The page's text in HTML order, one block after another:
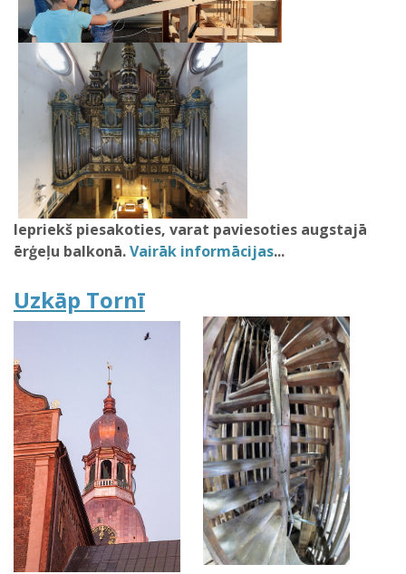
Iepriekš piesakoties, varat paviesoties augstajā
ērģeļu balkonā.Vairāk informācijas...
Uzkāp Tornī